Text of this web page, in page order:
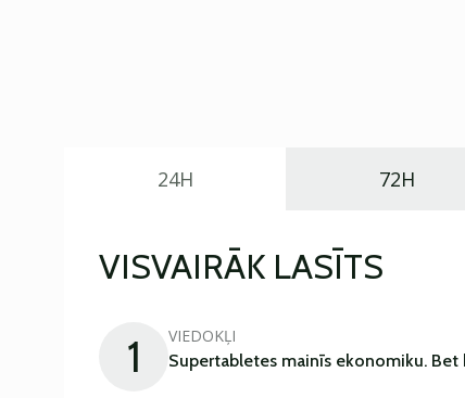
24H 72H
VISVAIRĀK LASĪTS
1 VIEDOKĻI
Supertabletes mainīs ekonomiku. Bet